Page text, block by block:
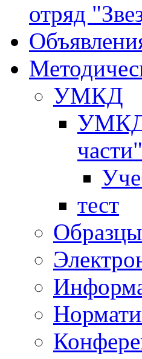
отряд
УМКД
УМКД
части"
тест